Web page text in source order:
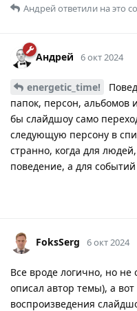
Андрейответили на это
Андрей 6 окт 2024
energetic_time!
папок, персон, альбомов
бы слайдшоу само
следующую персону в
странно, когда для
поведение, а для
FoksSerg 6 окт 2024
Все вроде логично, но не
описал автор темы), а вот
воспроизведения